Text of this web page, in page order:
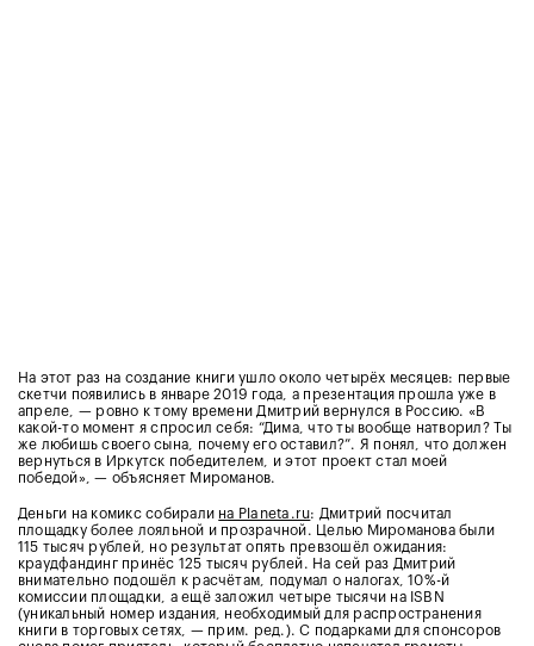
На этот раз на создание книги ушло около четырёх месяцев: первые
скетчи появились в январе 2019 года, а презентация прошла уже в
апреле, — ровно к тому времени Дмитрий вернулся в Россию. «В
какой-то момент я спросил себя: “Дима, что ты вообще натворил? Ты
же любишь своего сына, почему его оставил?”. Я понял, что должен
вернуться в Иркутск победителем, и этот проект стал моей
победой», — объясняет Мироманов.
Деньги на комикс собирали на Planeta.ru: Дмитрий посчитал
площадку более лояльной и прозрачной. Целью Мироманова были
115 тысяч рублей, но результат опять превзошёл ожидания:
краудфандинг принёс 125 тысяч рублей. На сей раз Дмитрий
внимательно подошёл к расчётам, подумал о налогах, 10%-й
комиссии площадки, а ещё заложил четыре тысячи на ISBN
(уникальный номер издания, необходимый для распространения
книги в торговых сетях, — прим. ред.). С подарками для спонсоров